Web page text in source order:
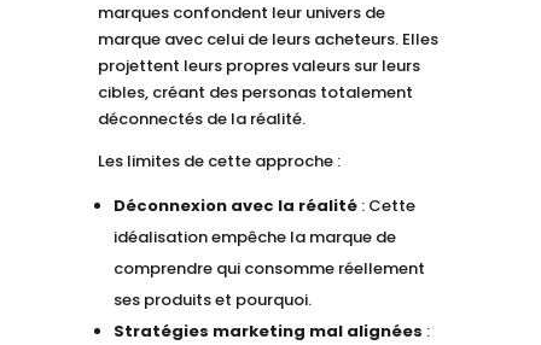
marques confondent leur univers de
marque avec celui de leurs acheteurs. Elles
projettent leurs propres valeurs sur leurs
cibles, créant des personas totalement
déconnectés de la réalité.
Les limites de cette approche :
Déconnexion avec la réalité: Cette
idéalisation empêche la marque de
comprendre qui consomme réellement
ses produits et pourquoi.
Stratégies marketing mal alignées :